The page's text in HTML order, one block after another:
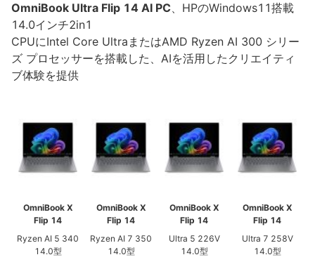
OmniBook Ultra Flip 14 AI PC、HPのWindows11搭載
14.0インチ2in1
CPUにIntel Core UltraまたはAMD Ryzen AI 300 シリー
ズ プロセッサーを搭載した、AIを活用したクリエイティ
ブ体験を提供
OmniBook X
Flip 14
Ryzen AI 5 340
14.0型
OmniBook X
Flip 14
Ryzen AI 7 350
14.0型
OmniBook X
Flip 14
Ultra 5 226V
14.0型
OmniBook X
Flip 14
Ultra 7 258V
14.0型